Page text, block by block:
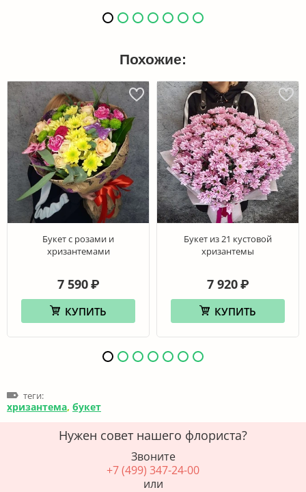
Похожие:
Букет с розами и
хризантемами
7 590 ₽
КУПИТЬ
Букет из 21 кустовой
хризантемы
7 920 ₽
КУПИТЬ
теги:
хризантема, букет
Нужен совет нашего флориста?
Звоните
+7 (499) 347-24-00
или